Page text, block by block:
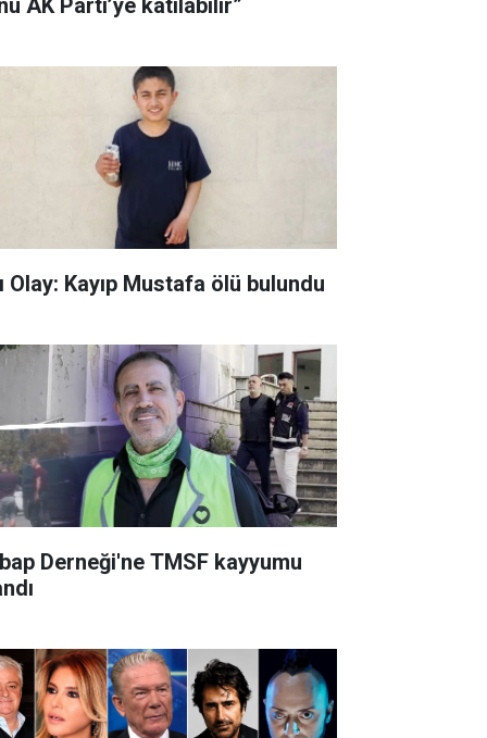
AK Parti’ye katılabilir”
Olay: Kayıp Mustafa ölü bulundu
Derneği'ne TMSF kayyumu